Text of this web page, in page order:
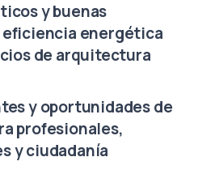
y buenas
energética
de arquitectura
y oportunidades de
profesionales,
y ciudadanía